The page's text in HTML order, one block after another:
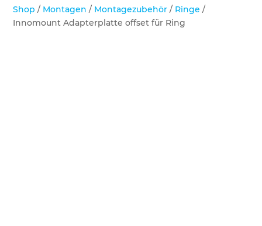
Shop / Montagen / Montagezubehör / Ringe /
Innomount Adapterplatte offset für Ring